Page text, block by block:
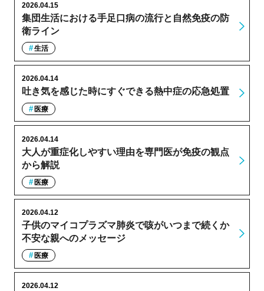
集団生活における手足口病の流行と自然免疫の防
衛ライン
2026.04.15
生活
吐き気を感じた時にすぐできる熱中症の応急処置
2026.04.14
医療
大人が重症化しやすい理由を専門医が免疫の観点
から解説
2026.04.14
医療
子供のマイコプラズマ肺炎で咳がいつまで続くか
不安な親へのメッセージ
2026.04.12
医療
2026.04.12